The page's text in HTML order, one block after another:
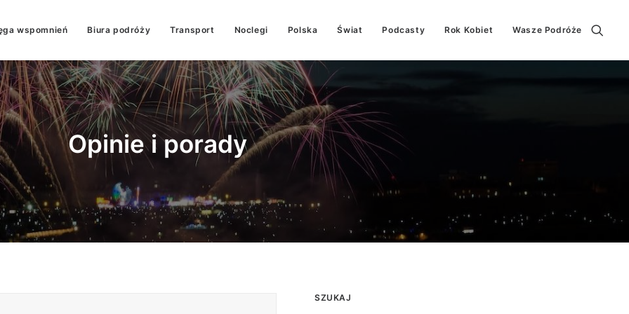
wspomnień Biura podróży Transport Noclegi Polska Świat Podcasty Rok Kobiet Wasze Podróże
Opinie i porady
SZUKAJ